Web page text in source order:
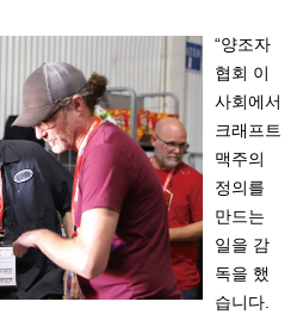
“양조자
협회 이
사회에서
크래프트
맥주의
정의를
만드는
일을 감
독을 했
습니다.